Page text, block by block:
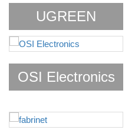
UGREEN
OSI Electronics